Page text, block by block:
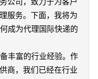
公司，致力于为客户
服务。下面，我将为
成为代理国际快递的
丰富的行业经验。作
商，我们已经在行业